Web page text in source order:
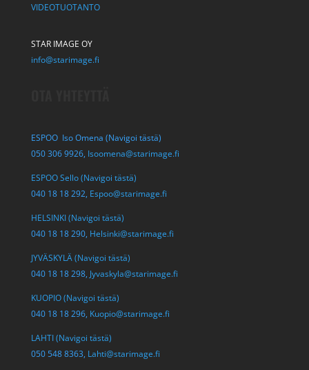
VIDEOTUOTANTO
STAR IMAGE OY
info@starimage.fi
ESPOO Iso Omena (Navigoi tästä)
050 306 9926, Isoomena@starimage.fi
ESPOO Sello (Navigoi tästä)
040 18 18 292, Espoo@starimage.fi
HELSINKI (Navigoi tästä)
040 18 18 290, Helsinki@starimage.fi
JYVÄSKYLÄ (Navigoi tästä)
040 18 18 298, Jyvaskyla@starimage.fi
KUOPIO (Navigoi tästä)
040 18 18 296, Kuopio@starimage.fi
LAHTI (Navigoi tästä)
050 548 8363, Lahti@starimage.fi